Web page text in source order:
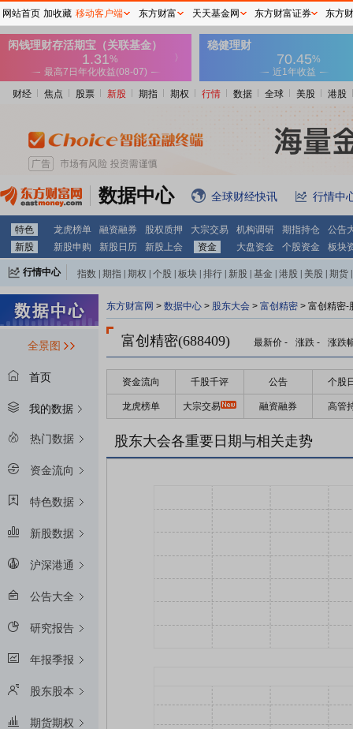
财经 焦点 股票 新股 期指 期权 行情 数据 全球 美股 港股
数据中心 全球财经快讯 行情中
特色 龙虎榜单 融资融券 股权质押 大宗交易 机构调研 期指持仓
公告
新股
新股申购 新股日历 新股上会 资金 大盘资金 个股资金 板块
行情中心 指数 期指 期权 个股 板块 排行 新股 基金 港股 美股 期货
全景图
首页
我的数据
热门数据
资金流向
特色数据
新股数据
沪深港通
公告大全
研究报告
年报季报
股东股本
期货期权
东方财富网 > 数据中心 > 股东大会 > 富创精密 > 富创精密-
富创精密(688409) 最新价 - 涨跌 - 涨跌
资金流向 千股千评 公告 个股
龙虎榜单 大宗交易 融资融券 高管
股东大会各重要日期与相关走势
网站首页 加收藏 移动客户端 东方财富 天天基金网 东方财富证券 东方